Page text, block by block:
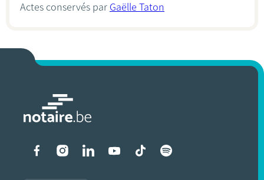
Actes conservés par Gaëlle Taton
Liens vers les réseaux